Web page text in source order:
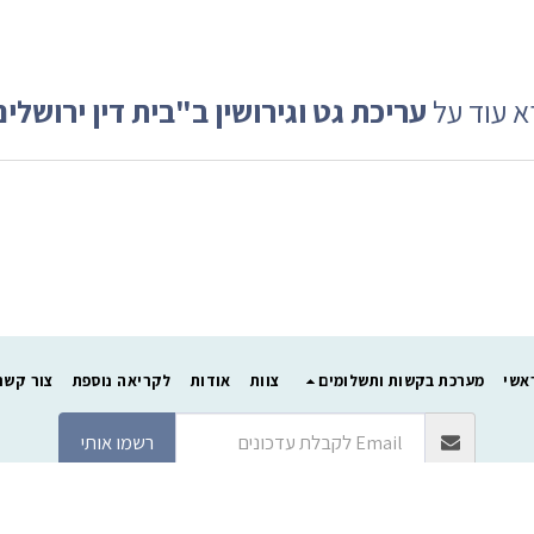
עוד על עריכת גט וגירושיןב"בית דין
מערכת בקשות ותשלומים צוות אודות לקריאה נוספת צור
רשמו אותי